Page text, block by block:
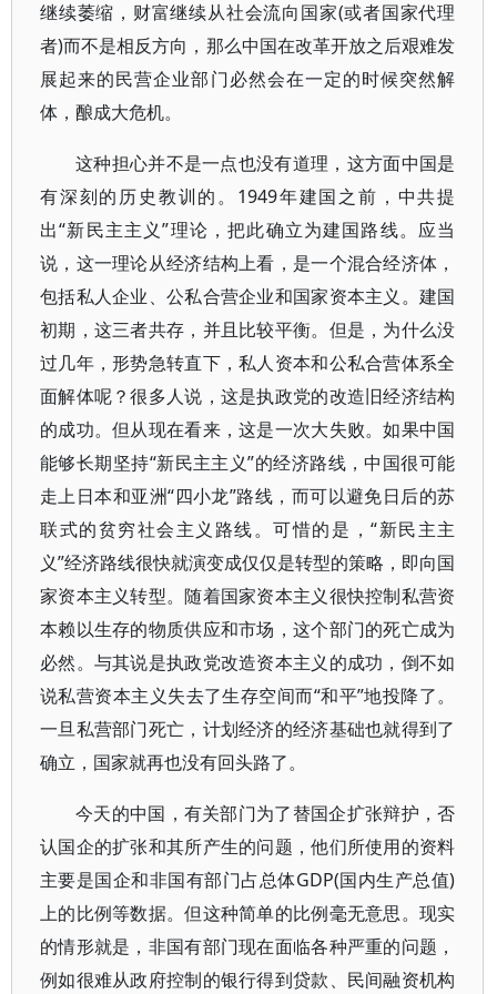
继续萎缩，财富继续从社会流向国家(或者国家代理
者)而不是相反方向，那么中国在改革开放之后艰难发
展起来的民营企业部门必然会在一定的时候突然解
体，酿成大危机。
这种担心并不是一点也没有道理，这方面中国是
有深刻的历史教训的。1949年建国之前，中共提
出“新民主主义”理论，把此确立为建国路线。应当
说，这一理论从经济结构上看，是一个混合经济体，
包括私人企业、公私合营企业和国家资本主义。建国
初期，这三者共存，并且比较平衡。但是，为什么没
过几年，形势急转直下，私人资本和公私合营体系全
面解体呢？很多人说，这是执政党的改造旧经济结构
的成功。但从现在看来，这是一次大失败。如果中国
能够长期坚持“新民主主义”的经济路线，中国很可能
走上日本和亚洲“四小龙”路线，而可以避免日后的苏
联式的贫穷社会主义路线。可惜的是，“新民主主
义”经济路线很快就演变成仅仅是转型的策略，即向国
家资本主义转型。随着国家资本主义很快控制私营资
本赖以生存的物质供应和市场，这个部门的死亡成为
必然。与其说是执政党改造资本主义的成功，倒不如
说私营资本主义失去了生存空间而“和平”地投降了。
一旦私营部门死亡，计划经济的经济基础也就得到了
确立，国家就再也没有回头路了。
今天的中国，有关部门为了替国企扩张辩护，否
认国企的扩张和其所产生的问题，他们所使用的资料
主要是国企和非国有部门占总体GDP(国内生产总值)
上的比例等数据。但这种简单的比例毫无意思。现实
的情形就是，非国有部门现在面临各种严重的问题，
例如很难从政府控制的银行得到贷款、民间融资机构